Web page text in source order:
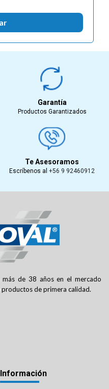
Garantía
Productos Garantizados
Te Asesoramos
Escríbenos al +56 9 92460912
de 38 años en el mercado
de primera calidad.
Información